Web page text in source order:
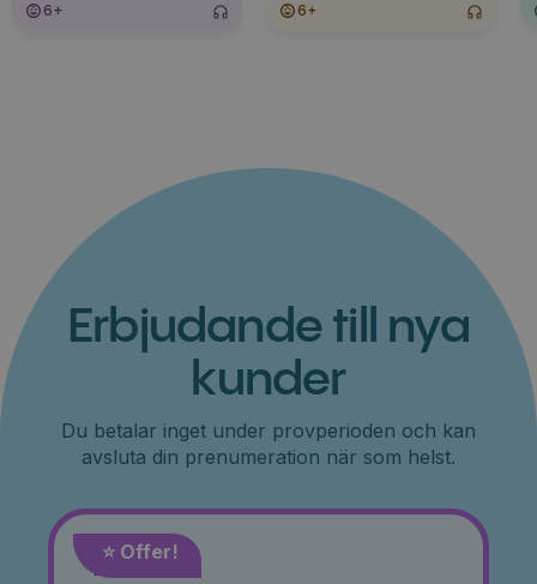
6+ 6+
Erbjudande till nya
kunder
Du betalar inget under provperioden och kan
avsluta din prenumeration när som helst.
⭐️ Offer!
Månad